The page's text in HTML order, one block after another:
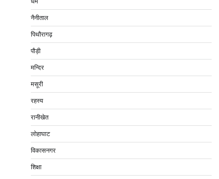
नैनीताल
पिथौरागढ़
पौड़ी
मन्दिर
मसूरी
रहस्य
रानीखेत
लोहाघाट
विकासनगर
शिक्षा